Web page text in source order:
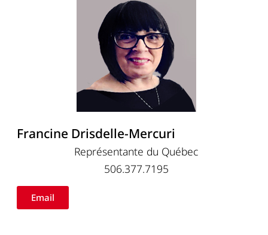
Francine Drisdelle-Mercuri
Représentante du Québec
506.377.7195
Email